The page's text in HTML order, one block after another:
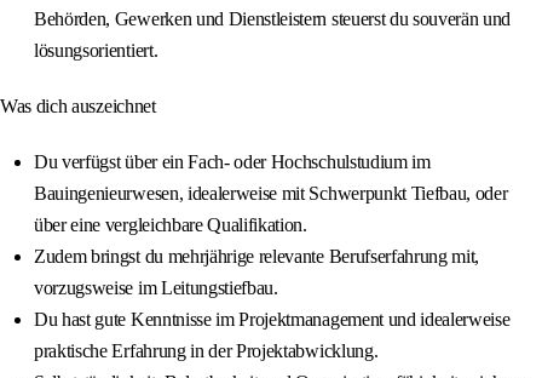
Behörden, Gewerken und Dienstleistern steuerst du souverän und
lösungsorientiert.
Was dich auszeichnet
Du verfügst über ein Fach- oder Hochschulstudium im
Bauingenieurwesen, idealerweise mit Schwerpunkt Tiefbau, oder
über eine vergleichbare Qualifikation.
Zudem bringst du mehrjährige relevante Berufserfahrung mit,
vorzugsweise im Leitungstiefbau.
Du hast gute Kenntnisse im Projektmanagement und idealerweise
praktische Erfahrung in der Projektabwicklung.